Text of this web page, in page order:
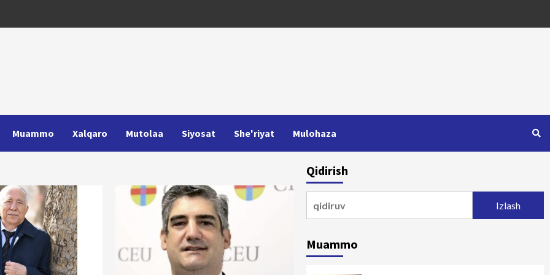
Muammo Xalqaro Mutolaa Siyosat She'riyat Mulohaza
Qidirish
Muammo